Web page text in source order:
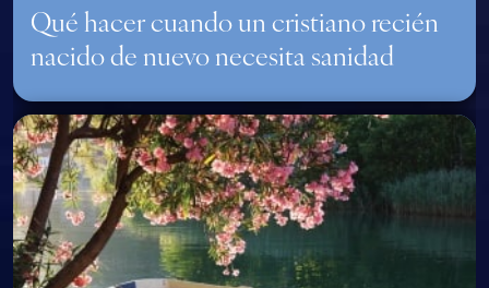
Qué hacer cuando un cristiano recién
nacido de nuevo necesita sanidad